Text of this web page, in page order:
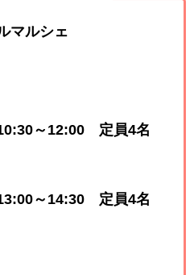
マルシェ
～12:00 定員4名
14:30 定員4名